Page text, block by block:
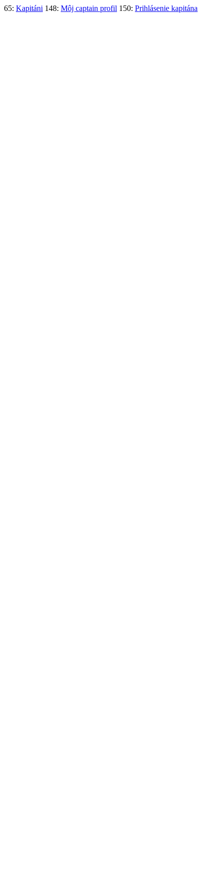
65: Kapitáni 148: Môj captain profil 150: Prihlásenie kapitána